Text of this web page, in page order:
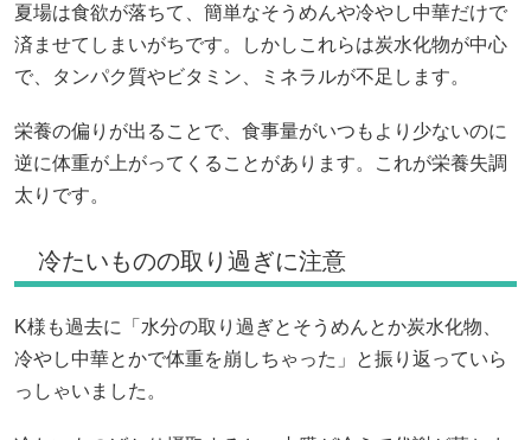
夏場は食欲が落ちて、簡単なそうめんや冷やし中華だけで
済ませてしまいがちです。しかしこれらは炭水化物が中心
で、タンパク質やビタミン、ミネラルが不足します。
栄養の偏りが出ることで、食事量がいつもより少ないのに
逆に体重が上がってくることがあります。これが栄養失調
太りです。
冷たいものの取り過ぎに注意
K様も過去に「水分の取り過ぎとそうめんとか炭水化物、
冷やし中華とかで体重を崩しちゃった」と振り返っていら
っしゃいました。